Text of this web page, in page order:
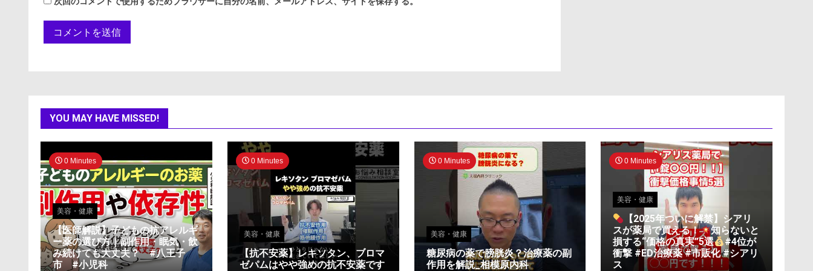
YOU MAY HAVE MISSED!
0 Minutes
美容・健康
【医師解説】子どもの抗アレルギ
ー薬の選び方｜副作用・眠気・飲
み続けても大丈夫？ #八王子
市 #小児科
0 Minutes
美容・健康
【抗不安薬】レキソタン、ブロマ
ゼパムはやや強めの抗不安薬です
0 Minutes
美容・健康
糖尿病の薬で膀胱炎？治療薬の副
作用を解説_相模原内科
0 Minutes
美容・健康
【2025年ついに解禁】シアリ
スが薬局で買える！
知らないと
損する“価格の真実”5選
#4位が
衝撃 #ED治療薬 #市販化 #シアリ
ス